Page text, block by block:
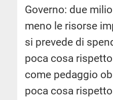
Governo: due
meno le risorse
si prevede di
poca cosa
come pedaggio
poca cosa